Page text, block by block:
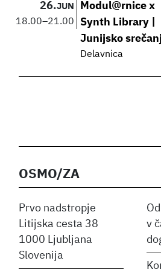
26.JUN
18.00–21.00
Modul@rnice x
Synth Library |
Junijsko
Delavnica
OSMO/ZA
Prvo nadstropje
Litijska cesta 38
1000 Ljubljana
Slovenija
v